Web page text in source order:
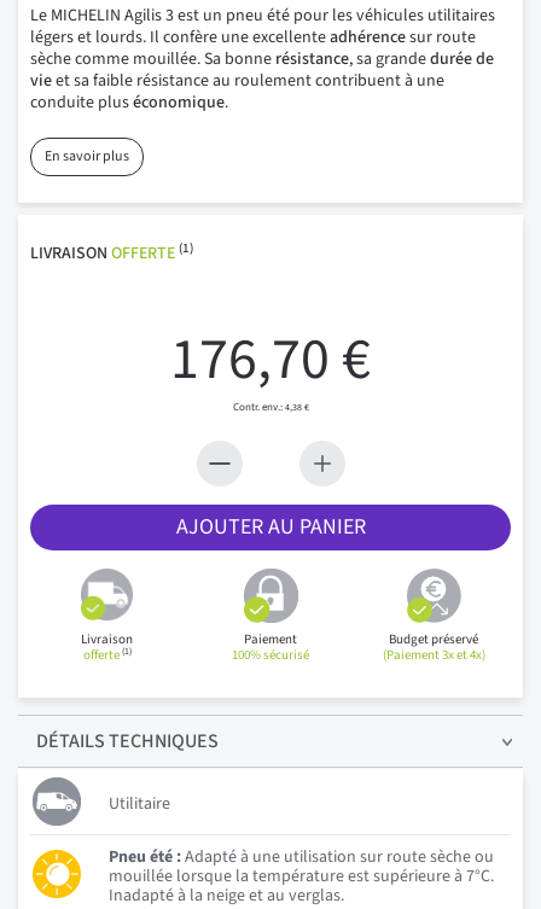
Le MICHELIN Agilis 3 est un pneu été pour les véhicules utilitaires
légers et lourds. Il confère une excellenteadhérencesur route
sèche comme mouillée. Sa bonne résistance, sa grandedurée de
vieet sa faible résistance au roulement contribuent à une
conduite pluséconomique.
En savoir plus
LIVRAISON OFFERTE (1)
176,70 €
4,38 €
AJOUTER AU PANIER
Livraison
offerte(1)
Paiement
100% sécurisé
Budget préservé
(Paiement 3x et 4x)
DÉTAILSTECHNIQUES
Utilitaire
Pneu été :Adapté à une utilisation sur route sèche ou
mouillée lorsque la température est supérieure à 7°C.
Inadapté à la neige et au verglas.